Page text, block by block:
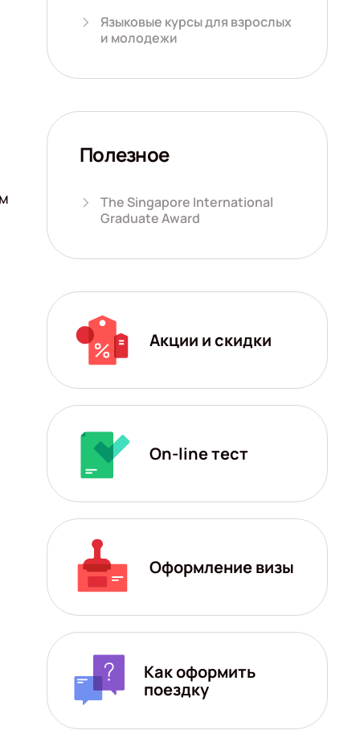
Языковые курсы для взрослых
и молодежи
Полезное
The Singapore International
Graduate Award
Акции и скидки
On-line тест
Оформление визы
Как оформить
поездку